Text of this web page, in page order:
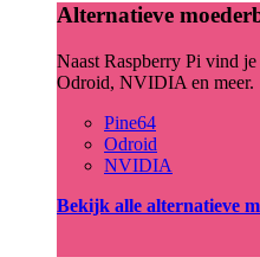
Alternatieve
Naast Raspberry Pi vind
Odroid, NVIDIA en meer.
Pine64
Odroid
NVIDIA
Bekijk alle alternatieve